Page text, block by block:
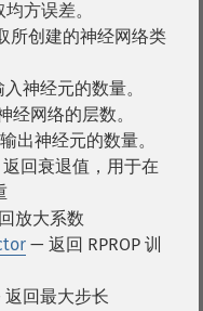
方误差。
所创建的神经网络类
神经元的数量。
经网络的层数。
出神经元的数量。
回衰退值，用于在
放大系数
— 返回 RPROP 训
回最大步长